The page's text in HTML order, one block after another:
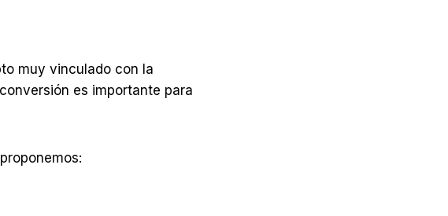
muy vinculado con la
es importante para